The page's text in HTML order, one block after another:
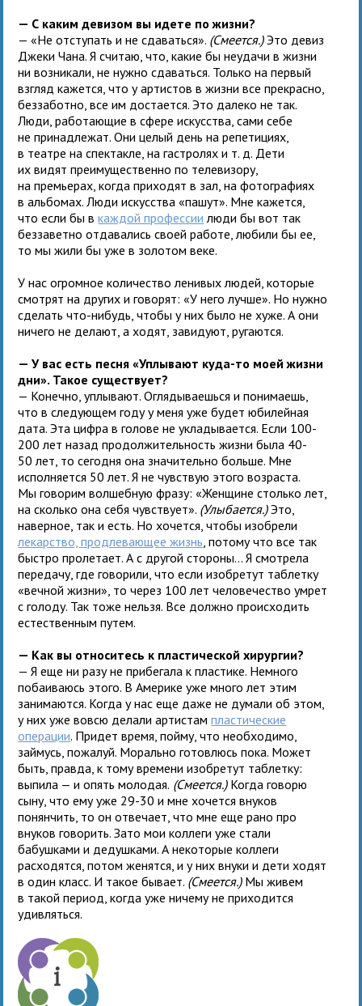
— С каким девизом вы идете по жизни?
— «Не отступать и не сдаваться». (Смеется.)Это девиз
Джеки Чана. Я считаю, что, какие бы неудачи в жизни
ни возникали, не нужно сдаваться. Только на первый
взгляд кажется, что у артистов в жизни все прекрасно,
беззаботно, все им достается. Это далеко не так.
Люди, работающие в сфере искусства, сами себе
не принадлежат. Они целый день на репетициях,
в театре на спектакле, на гастролях и т. д. Дети
их видят преимущественно по телевизору,
на премьерах, когда приходят в зал, на фотографиях
в альбомах. Люди искусства «пашут». Мне кажется,
что если бы вкаждой профессии люди бы вот так
беззаветно отдавались своей работе, любили бы ее,
то мы жили бы уже в золотом веке.
У нас огромное количество ленивых людей, которые
смотрят на других и говорят: «У него лучше». Но нужно
сделать что-нибудь, чтобы у них было не хуже. А они
ничего не делают, а ходят, завидуют, ругаются.
— У вас есть песня «Уплывают куда-то моей жизни
дни». Такое существует?
— Конечно, уплывают. Оглядываешься и понимаешь,
что в следующем году у меня уже будет юбилейная
дата. Эта цифра в голове не укладывается. Если 100-
200 лет назад продолжительность жизни была 40-
50 лет, то сегодня она значительно больше. Мне
исполняется 50 лет. Я не чувствую этого возраста.
Мы говорим волшебную фразу: «Женщине столько лет,
на сколько она себя чувствует». (Улыбается.)Это,
наверное, так и есть. Но хочется, чтобы изобрели
лекарство, продлевающее жизнь , потому что все так
быстро пролетает. А с другой стороны... Я смотрела
передачу, где говорили, что если изобретут таблетку
«вечной жизни», то через 100 лет человечество умрет
с голоду. Так тоже нельзя. Все должно происходить
естественным путем.
— Как вы относитесь к пластической хирургии?
— Я еще ни разу не прибегала к пластике. Немного
побаиваюсь этого. В Америке уже много лет этим
занимаются. Когда у нас еще даже не думали об этом,
у них уже вовсю делали артистампластические
операции. Придет время, пойму, что необходимо,
займусь, пожалуй. Морально готовлюсь пока. Может
быть, правда, к тому времени изобретут таблетку:
выпила — и опять молодая. (Смеется.)Когда говорю
сыну, что ему уже 29-30 и мне хочется внуков
понянчить, то он отвечает, что мне еще рано про
внуков говорить. Зато мои коллеги уже стали
бабушками и дедушками. А некоторые коллеги
расходятся, потом женятся, и у них внуки и дети ходят
в один класс. И такое бывает. (Смеется.)Мы живем
в такой период, когда уже ничему не приходится
удивляться.